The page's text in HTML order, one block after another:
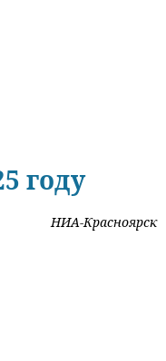
году
НИА-Красноярск